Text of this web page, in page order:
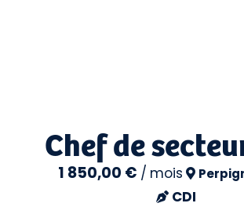
Chef de
1 850,00 € / mois
CDI